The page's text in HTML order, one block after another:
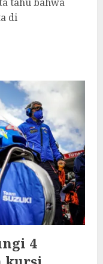
di
4